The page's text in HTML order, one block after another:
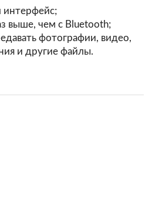
интерфейс;
выше, чем с Bluetooth;
фотографии, видео,
и другие файлы.